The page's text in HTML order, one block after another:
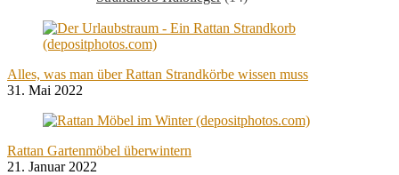
Alles, was man über Rattan Strandkörbe wissen muss
31. Mai 2022
Rattan Gartenmöbel überwintern
21. Januar 2022